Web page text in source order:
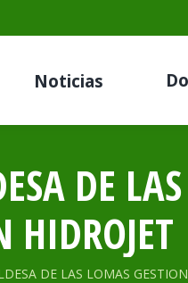
Noticias
DE
HIDROJET
DE LAS LOMAS